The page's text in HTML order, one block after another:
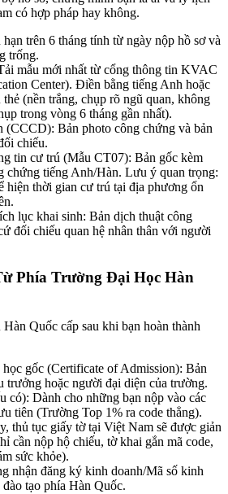
có hợp pháp hay không.
trên 6 tháng tính từ ngày nộp hồ sơ và
trống.
mẫu mới nhất từ cổng thông tin KVAC
Center). Điền bằng tiếng Anh hoặc
(nền trắng, chụp rõ ngũ quan, không
trong vòng 6 tháng gần nhất).
(CCCD): Bản photo công chứng và bản
chiếu.
tin cư trú (Mẫu CT07): Bản gốc kèm
chứng tiếng Anh/Hàn. Lưu ý quan trọng:
hiện thời gian cư trú tại địa phương ổn
lục khai sinh: Bản dịch thuật công
đối chiếu quan hệ nhân thân với người
Phía Trường Đại Học Hàn
Quốc cấp sau khi bạn hoàn thành
gốc (Certificate of Admission): Bản
trưởng hoặc người đại diện của trường.
có): Dành cho những bạn nộp vào các
tiên (Trường Top 1% ra code thẳng).
thủ tục giấy tờ tại Việt Nam sẽ được giản
cần nộp hộ chiếu, tờ khai gắn mã code,
sức khỏe).
nhận đăng ký kinh doanh/Mã số kinh
tạo phía Hàn Quốc.